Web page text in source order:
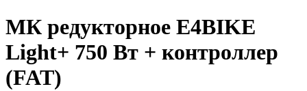
МК редукторное E4BIKE
Light+ 750 Вт + контроллер
(FAT)